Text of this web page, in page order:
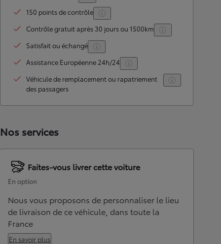
150 points de contrôle
Contrôle gratuit après 30 jours ou 1500km
Satisfait ou échangé
Assistance Européenne 24h/24
Véhicule de remplacement ou rapatriement
des passagers
Nos services
Faites-vous livrer cette voiture
En option
Nous vous proposons de personnaliser le lieu
de livraison de ce véhicule, dans toute la
France
En savoir plus